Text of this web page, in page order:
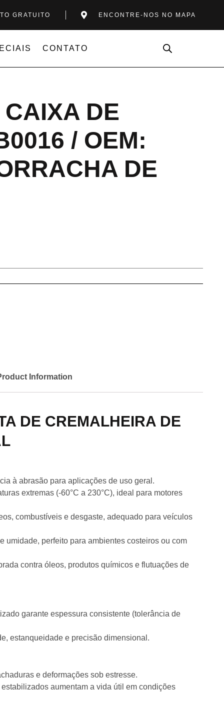
GRATUITO ENCONTRE-NOS NO MAPA
CONTATO
DE
/ OEM:
DE
Information
DE CREMALHEIRA DE
à abrasão para aplicações de uso geral.
extremas (-60°C a 230°C), ideal para motores
combustíveis e desgaste, adequado para veículos
perfeito para ambientes costeiros ou com
contra óleos, produtos químicos e flutuações de
garante espessura consistente (tolerância de
estanqueidade e precisão dimensional.
e deformações sob estresse.
aumentam a vida útil em condições